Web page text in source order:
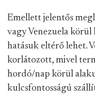
Emellett jelentős
vagy Venezuela
hatásuk eltérő lehet.
korlátozott, mivel
hordó/nap körül
kulcsfontosságú